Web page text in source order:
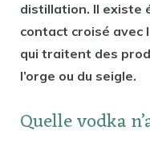
distillation. Il existe
contact croisé avec
qui traitent des
l’orge ou du seigle.
Quelle vodka